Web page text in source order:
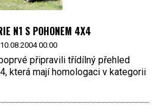
N1 S POHONEM 4X4
10.08.2004 00:00
připravili třídílný přehled
která mají homologaci v kategorii